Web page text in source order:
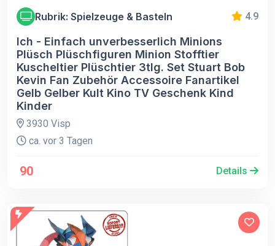
Rubrik: Spielzeuge & Basteln 4.9
Ich - Einfach unverbesserlich Minions
Plüsch Plüschfiguren Minion Stofftier
Kuscheltier Plüschtier 3tlg. Set Stuart Bob
Kevin Fan Zubehör Accessoire Fanartikel
Gelb Gelber Kult Kino TV Geschenk Kind
Kinder
3930 Visp
ca. vor 3 Tagen
90 Details